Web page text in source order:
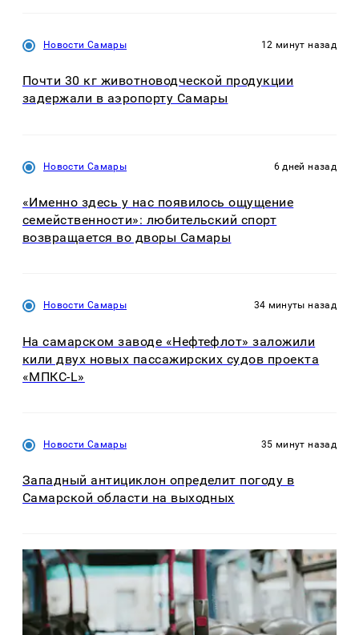
Новости Самары 12 минут назад
Почти 30 кг животноводческой продукции
задержали в аэропорту Самары
Новости Самары 6 дней назад
«Именно здесь у нас появилось ощущение
семейственности»: любительский спорт
возвращается во дворы Самары
Новости Самары 34 минуты назад
На самарском заводе «Нефтефлот» заложили
кили двух новых пассажирских судов проекта
«МПКС-L»
Новости Самары 35 минут назад
Западный антициклон определит погоду в
Самарской области на выходных